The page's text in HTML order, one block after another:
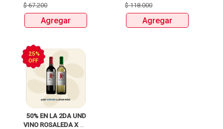
$67.200
Agregar
$118.000
Agregar
25%
OFF
  50% EN LA 2DA UND
VINO ROSALEDA X